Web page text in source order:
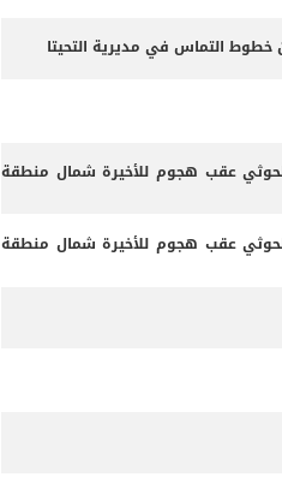
التماس في مديرية التحيتا
عقب هجوم للأخيرة شمال منطقة
عقب هجوم للأخيرة شمال منطقة